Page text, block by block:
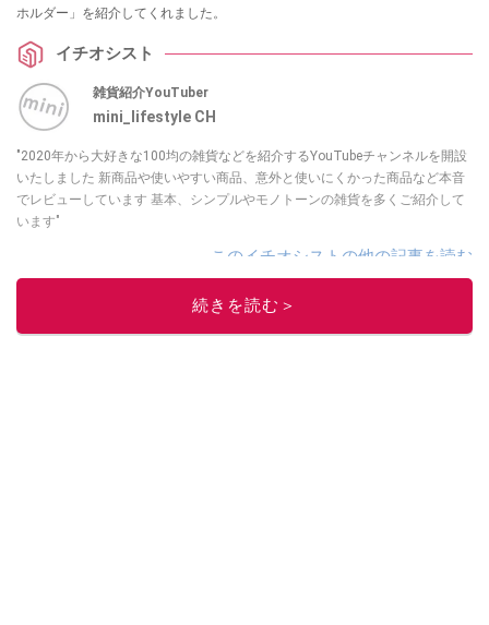
ホルダー」を紹介してくれました。
イチオシスト
雑貨紹介YouTuber
mini_lifestyle CH
"2020年から大好きな100均の雑貨などを紹介するYouTubeチャンネルを開設
いたしました 新商品や使いやすい商品、意外と使いにくかった商品など本音
でレビューしています 基本、シンプルやモノトーンの雑貨を多くご紹介して
います"
このイチオシストの他の記事を読む
続きを読む＞